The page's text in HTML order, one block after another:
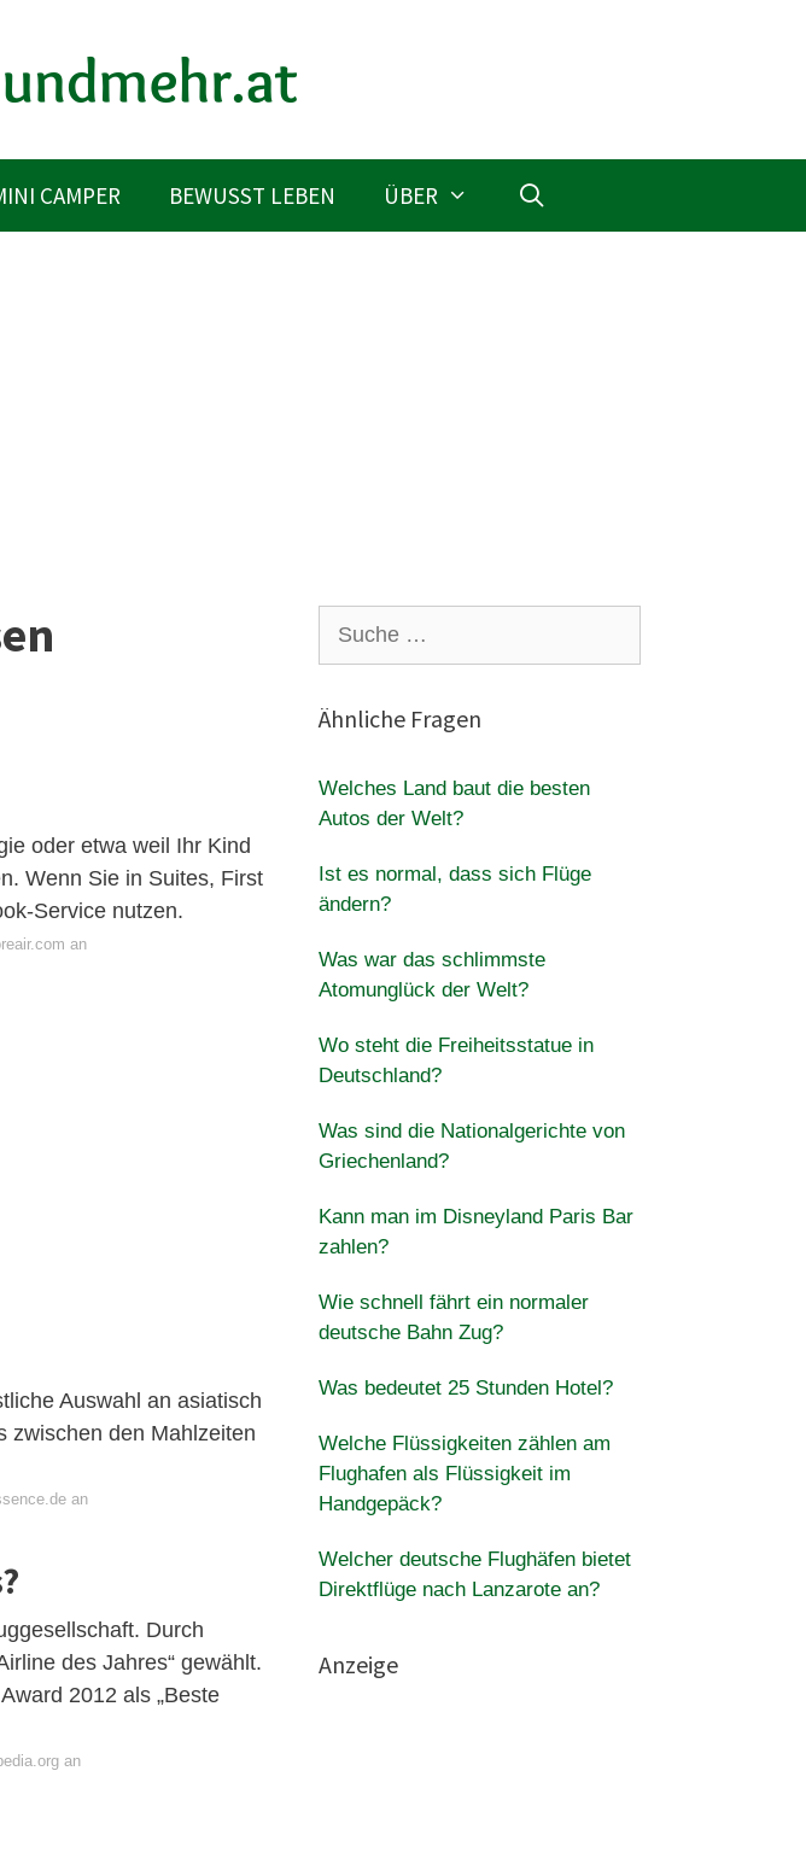
CAMPER BEWUSST LEBEN ÜBER
oder etwa weil Ihr Kind
Wenn Sie in Suites, First
Service nutzen.
an
Auswahl an asiatisch
zwischen den Mahlzeiten
an
Durch
des Jahres“ gewählt.
2012 als „Beste
an
nach:
Ähnliche Fragen
Welches Land baut die besten
Autos der Welt?
Ist es normal, dass sich Flüge
ändern?
Was war das schlimmste
Atomunglück der Welt?
Wo steht die Freiheitsstatue in
Deutschland?
Was sind die Nationalgerichte von
Griechenland?
Kann man im Disneyland Paris Bar
zahlen?
Wie schnell fährt ein normaler
deutsche Bahn Zug?
Was bedeutet 25 Stunden Hotel?
Welche Flüssigkeiten zählen am
Flughafen als Flüssigkeit im
Handgepäck?
Welcher deutsche Flughäfen bietet
Direktflüge nach Lanzarote an?
Anzeige